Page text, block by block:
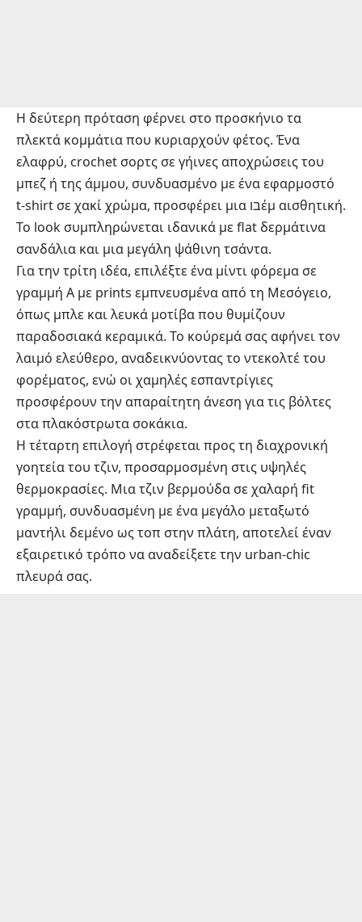
Η δεύτερη πρόταση φέρνει στο προσκήνιο τα
πλεκτά κομμάτια που κυριαρχούν φέτος. Ένα
ελαφρύ, crochet σορτς σε γήινες αποχρώσεις του
μπεζ ή της άμμου, συνδυασμένο με ένα εφαρμοστό
t-shirt σε χακί χρώμα, προσφέρει μια בוέμ αισθητική.
Το look συμπληρώνεται ιδανικά με flat δερμάτινα
σανδάλια και μια μεγάλη ψάθινη τσάντα.
Για την τρίτη ιδέα, επιλέξτε ένα μίντι φόρεμα σε
γραμμή Α με prints εμπνευσμένα από τη Μεσόγειο,
όπως μπλε και λευκά μοτίβα που θυμίζουν
παραδοσιακά κεραμικά. Το κούρεμά σας αφήνει τον
λαιμό ελεύθερο, αναδεικνύοντας το ντεκολτέ του
φορέματος, ενώ οι χαμηλές εσπαντρίγιες
προσφέρουν την απαραίτητη άνεση για τις βόλτες
στα πλακόστρωτα σοκάκια.
Η τέταρτη επιλογή στρέφεται προς τη διαχρονική
γοητεία του τζιν, προσαρμοσμένη στις υψηλές
θερμοκρασίες. Μια τζιν βερμούδα σε χαλαρή fit
γραμμή, συνδυασμένη με ένα μεγάλο μεταξωτό
μαντήλι δεμένο ως τοπ στην πλάτη, αποτελεί έναν
εξαιρετικό τρόπο να αναδείξετε την urban-chic
πλευρά σας.